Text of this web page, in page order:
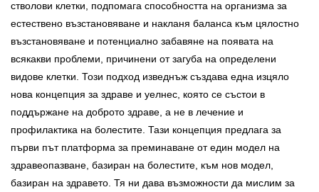
стволови клетки, подпомага способността на организма за
естествено възстановяване и накланя баланса към цялостно
възстановяване и потенциално забавяне на появата на
всякакви проблеми, причинени от загуба на определени
видове клетки. Този подход изведнъж създава една изцяло
нова концепция за здраве и уелнес, която се състои в
поддържане на доброто здраве, а не в лечение и
профилактика на болестите. Тази концепция предлага за
първи път платформа за преминаване от един модел на
здравеопазване, базиран на болестите, към нов модел,
базиран на здравето. Тя ни дава възможности да мислим за